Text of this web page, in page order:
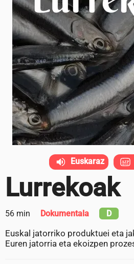
Lurrekoak
56 min Dokumentala D
Euskal jatorriko produktuei eta
Euren jatorria eta ekoizpen
Euskaraz